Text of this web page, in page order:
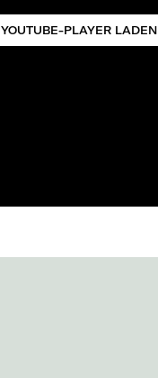
YOUTUBE-PLAYER LADEN